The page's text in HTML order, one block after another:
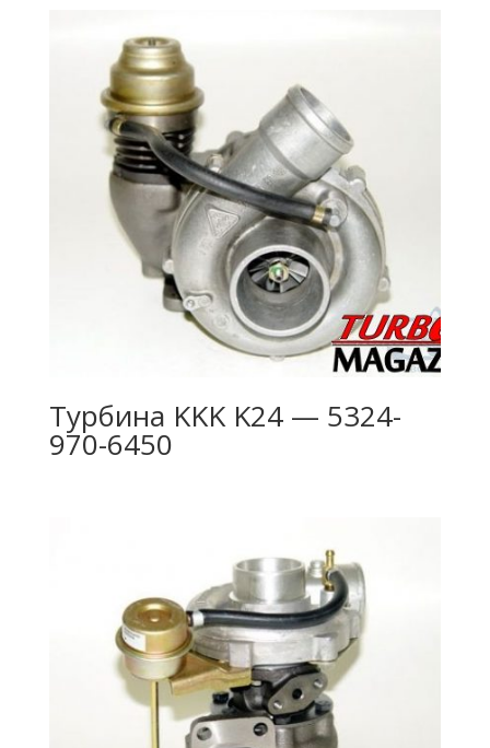
Турбина KKK K24 — 5324-
970-6450